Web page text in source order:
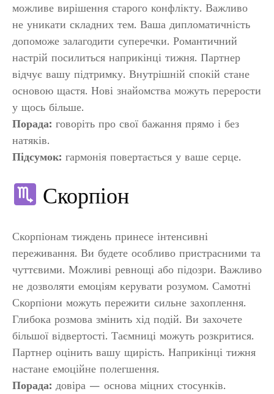
можливе вирішення старого конфлікту. Важливо
не уникати складних тем. Ваша дипломатичність
допоможе залагодити суперечки. Романтичний
настрій посилиться наприкінці тижня. Партнер
відчує вашу підтримку. Внутрішній спокій стане
основою щастя. Нові знайомства можуть перерости
у щось більше.
Порада: говоріть про свої бажання прямо і без
натяків.
Підсумок: гармонія повертається у ваше серце.
Скорпіон
Скорпіонам тиждень принесе інтенсивні
переживання. Ви будете особливо пристрасними та
чуттєвими. Можливі ревнощі або підозри. Важливо
не дозволяти емоціям керувати розумом. Самотні
Скорпіони можуть пережити сильне захоплення.
Глибока розмова змінить хід подій. Ви захочете
більшої відвертості. Таємниці можуть розкритися.
Партнер оцінить вашу щирість. Наприкінці тижня
настане емоційне полегшення.
Порада: довіра — основа міцних стосунків.